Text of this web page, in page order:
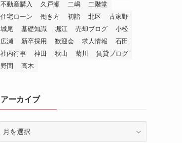
不動産購入
久戸瀬 二嶋
二階堂
住宅ローン
働き方 初詣 北区
古家野
城尾
基礎知識 堀江 売却ブログ
小松
広瀬
新卒採用 歓迎会 求人情報
石田
社内行事
神田 秋山 菊川
賃貸ブログ
野間
高木
アーカイブ